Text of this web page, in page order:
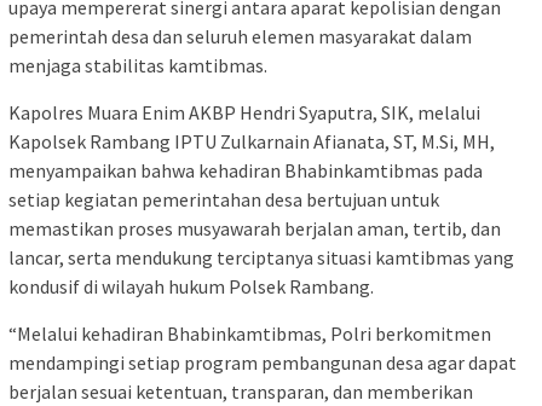
upaya mempererat sinergi antara aparat kepolisian dengan
pemerintah desa dan seluruh elemen masyarakat dalam
menjaga stabilitas kamtibmas.
Kapolres Muara Enim AKBP Hendri Syaputra, SIK, melalui
Kapolsek Rambang IPTU Zulkarnain Afianata, ST, M.Si, MH,
menyampaikan bahwa kehadiran Bhabinkamtibmas pada
setiap kegiatan pemerintahan desa bertujuan untuk
memastikan proses musyawarah berjalan aman, tertib, dan
lancar, serta mendukung terciptanya situasi kamtibmas yang
kondusif di wilayah hukum Polsek Rambang.
“Melalui kehadiran Bhabinkamtibmas, Polri berkomitmen
mendampingi setiap program pembangunan desa agar dapat
berjalan sesuai ketentuan, transparan, dan memberikan